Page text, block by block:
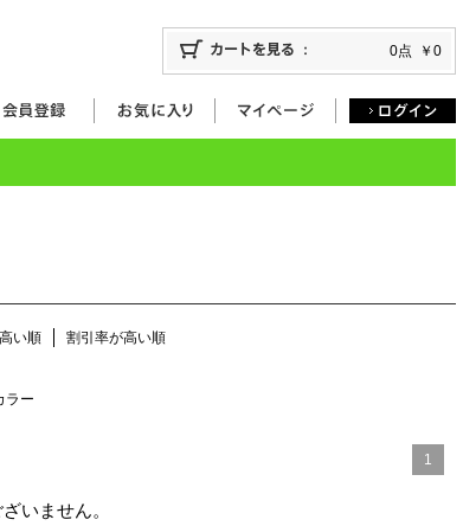
0点 ￥0
い順
割引率が高い順
ラー
1
いません。